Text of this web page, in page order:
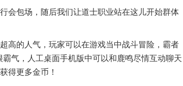
包场，随后我们让道士职业站在这儿开始群体
的人气，玩家可以在游戏当中战斗冒险，霸者
气，人工桌面手机版中可以和鹿鸣尽情互动聊天
得更多金币！